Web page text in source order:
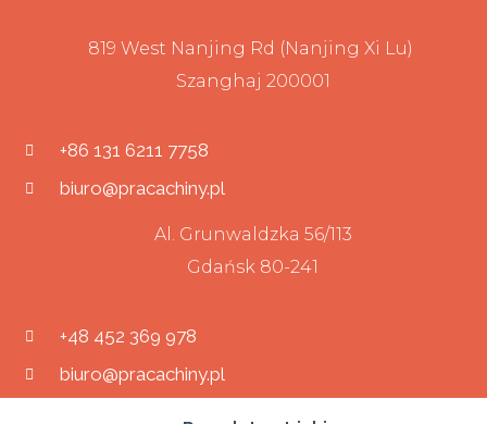
819 West Nanjing Rd (Nanjing Xi Lu)
Szanghaj 200001
+86 131 6211 7758
biuro@pracachiny.pl
Al. Grunwaldzka 56/113
Gdańsk 80-241
+48 452 369 978
biuro@pracachiny.pl